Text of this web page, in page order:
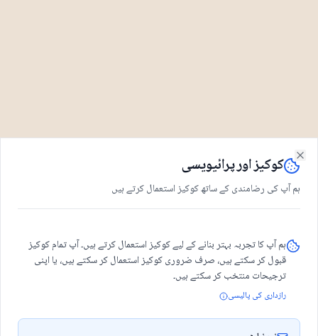
کوکیز اور پرائیویسی
ہم آپ کی رضامندی کے ساتھ کوکیز استعمال کرتے ہیں
ہم آپ کا تجربہ بہتر بنانے کے لیے کوکیز استعمال کرتے ہیں۔ آپ تمام کوکیز
قبول کر سکتے ہیں، صرف ضروری کوکیز استعمال کر سکتے ہیں، یا اپنی
ترجیحات منتخب کر سکتے ہیں۔
رازداری کی پالیسی
Close